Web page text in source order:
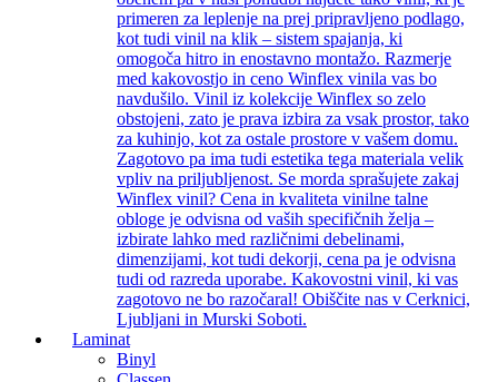
primeren za leplenje na prej pripravljeno podlago,
kot tudi vinil na klik – sistem spajanja, ki
omogoča hitro in enostavno montažo. Razmerje
med kakovostjo in ceno Winflex vinila vas bo
navdušilo. Vinil iz kolekcije Winflex so zelo
obstojeni, zato je prava izbira za vsak prostor, tako
za kuhinjo, kot za ostale prostore v vašem domu.
Zagotovo pa ima tudi estetika tega materiala velik
vpliv na priljubljenost. Se morda sprašujete zakaj
Winflex vinil? Cena in kvaliteta vinilne talne
obloge je odvisna od vaših specifičnih želja –
izbirate lahko med različnimi debelinami,
dimenzijami, kot tudi dekorji, cena pa je odvisna
tudi od razreda uporabe. Kakovostni vinil, ki vas
zagotovo ne bo razočaral! Obiščite nas v Cerknici,
Ljubljani in Murski Soboti.
Laminat
Binyl